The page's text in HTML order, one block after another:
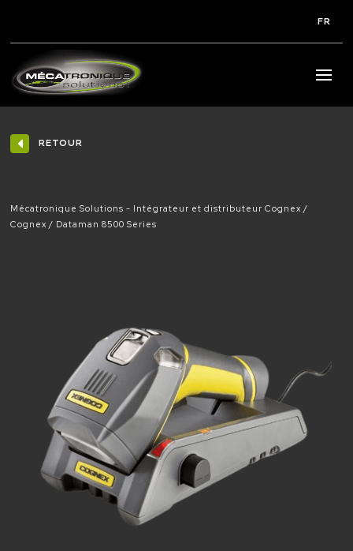
FR
RETOUR
Mécatronique Solutions - Intégrateur et distributeur Cognex
Cognex
Dataman 8500 Series